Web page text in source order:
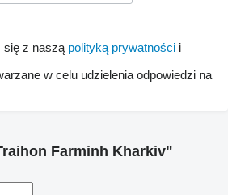
się z naszą polityką prywatności i
w celu udzielenia odpowiedzi na
Farminh Kharkiv"